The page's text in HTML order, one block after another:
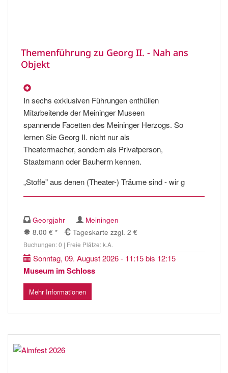
Themenführung zu Georg II. - Nah ans
Objekt
In sechs exklusiven Führungen enthüllen
Mitarbeitende der Meininger Museen
spannende Facetten des Meininger Herzogs. So
lernen Sie Georg II. nicht nur als
Theatermacher, sondern als Privatperson,
Staatsmann oder Bauherrn kennen.
„Stoffe" aus denen (Theater-) Träume sind - wir g
Georgjahr
Meiningen
8.00 € *
Tageskarte zzgl. 2 €
Buchungen: 0 | Freie Plätze: k.A.
Sonntag, 09. August 2026 - 11:15 bis 12:15
Museum im Schloss
Mehr Informationen